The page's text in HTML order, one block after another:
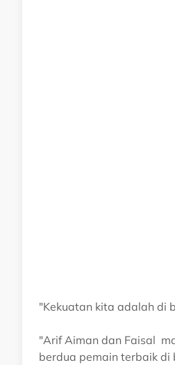
"Kekuatan kita adalah di
"Arif Aiman dan Faisal
berdua pemain terbaik di